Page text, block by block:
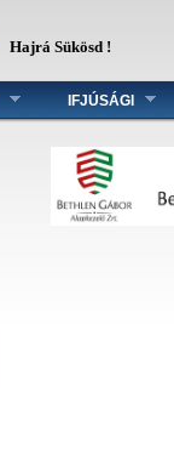
Hajrá Sükösd !
IFJÚSÁGI